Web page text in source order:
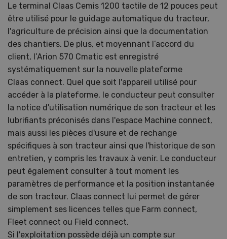
Le terminal Claas Cemis 1200 tactile de 12 pouces peut
être utilisé pour le guidage automatique du tracteur,
l'agriculture de précision ainsi que la documentation
des chantiers. De plus, et moyennant l’accord du
client, l’Arion 570 Cmatic est enregistré
systématiquement sur la nouvelle plateforme
Claas connect. Quel que soit l'appareil utilisé pour
accéder à la plateforme, le conducteur peut consulter
la notice d'utilisation numérique de son tracteur et les
lubrifiants préconisés dans l'espace Machine connect,
mais aussi les pièces d'usure et de rechange
spécifiques à son tracteur ainsi que l'historique de son
entretien, y compris les travaux à venir. Le conducteur
peut également consulter à tout moment les
paramètres de performance et la position instantanée
de son tracteur. Claas connect lui permet de gérer
simplement ses licences telles que Farm connect,
Fleet connect ou Field connect.
Si l'exploitation possède déjà un compte sur